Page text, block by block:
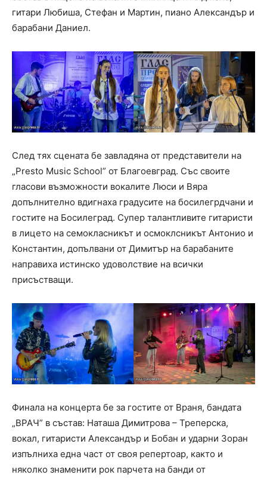
гитари Любиша, Стефан и Мартин, пиано Александър и
барабани Даниел.
След тях сцената бе завладяна от представители на
„Presto Music School” от Благоевград. Със своите
гласови възможности вокалите Люси и Вяра
допълнително вдигнаха градусите на босилегрдчани и
гостите на Босилеград. Супер талантливите гитаристи
в лицето на семокласникът и осмоклсникът Антонио и
Константин, допълвани от Димитър на барабаните
направиха истинско удоволствие на всички
присъстващи.
Финала на концерта бе за гостите от Враня, бандата
„ВРАЧ” в състав: Наташа Димитрова – Треперска,
вокал, гитаристи Александър и Бобан и ударни Зоран
изпълниха една част от своя репертоар, както и
няколко знаменити рок парчета на банди от